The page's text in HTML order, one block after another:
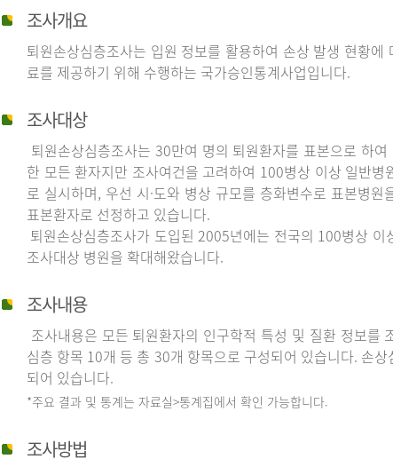
조사개요
퇴원손상심층조사는 입원 정보를 활용하여 손상 발생 현황
료를 제공하기 위해 수행하는 국가승인통계사업입니다.
조사대상
퇴원손상심층조사는 30만여 명의 퇴원환자를 표본으로 하
한 모든 환자지만 조사여건을 고려하여 100병상 이상 일반
로 실시하며, 우선 시·도와 병상 규모를 층화변수로 표본병
표본환자로 선정하고 있습니다.
퇴원손상심층조사가 도입된 2005년에는 전국의 100병상
조사대상 병원을 확대해왔습니다.
조사내용
조사내용은 모든 퇴원환자의 인구학적 특성 및 질환 정보
심층 항목 10개 등 총 30개 항목으로 구성되어 있습니다. 손
되어 있습니다.
*주요 결과 및 통계는 자료실>통계집에서 확인 가능합니다.
조사방법